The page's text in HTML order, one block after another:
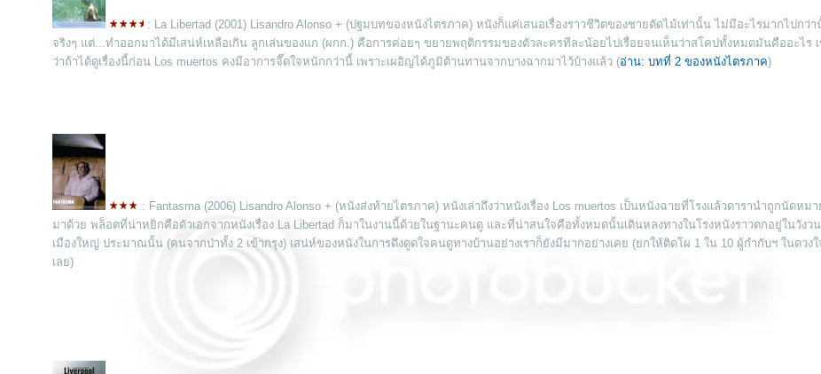
: La Libertad (2001) Lisandro Alonso + (ปฐมบทของหนังไตรภาค) หนังก็แค่เสนอเรื่องราวชีวิตของชายตัดไม้เท่านั้น ไม่มีอะไรมากไปกว่
จริงๆ แต่...ทำออกมาได้มีเสน่ห์เหลือเกิน ลูกเล่นของแก (ผกก.) คือการค่อยๆ ขยายพฤติกรรมของตัวละครทีละน้อยไปเรื่อยจนเห็นว่าสโคปทั้งหมดมันคืออะไร
ว่าถ้าได้ดูเรื่องนี้ก่อน Los muertos คงมีอาการจี๊ดใจหนักกว่านี้ เพราะเผอิญได้ภูมิต้านทานจากบางฉากมาไว้บ้างแล้ว (อ่าน: บทที่ 2 ของหนังไตรภาค)
: Fantasma (2006) Lisandro Alonso + (หนังส่งท้ายไตรภาค) หนังเล่าถึงว่าหนังเรื่อง Los muertos เป็นหนังฉายที่โรงแล้วดารานำถูกนัดหมา
มาด้วย พล็อตที่น่าหยิกคือตัวเอกจากหนังเรื่อง La Libertad ก็มาในงานนี้ด้วยในฐานะคนดู และที่น่าสนใจคือทั้งหมดนั้นเดินหลงทางในโรงหนังราวตกอยู่ในวังว
เมืองใหญ่ ประมาณนั้น (คนจากป่าทั้ง 2 เข้ากรุง) เสน่ห์ของหนังในการดึงดูดใจคนดูทางบ้านอย่างเราก็ยังมีมากอย่างเคย (ยกให้ติดโผ 1 ใน 10 ผู้กำกับฯ ในดวงใ
เลย)